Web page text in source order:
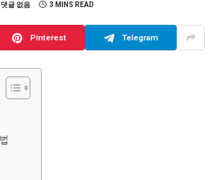
댓글 없음 3 MINS READ
Pinterest Telegram